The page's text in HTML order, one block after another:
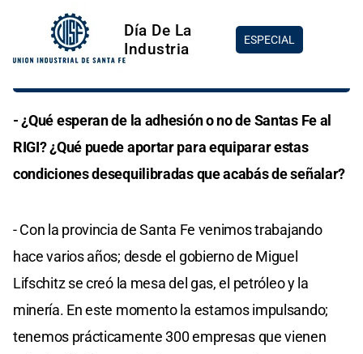
ESPECIAL
Día De La
Industria
- ¿Qué esperan de la adhesión o no de Santas Fe al
RIGI? ¿Qué puede aportar para equiparar estas
condiciones desequilibradas que acabás de señalar?
- Con la provincia de Santa Fe venimos trabajando
hace varios años; desde el gobierno de Miguel
Lifschitz se creó la mesa del gas, el petróleo y la
minería. En este momento la estamos impulsando;
tenemos prácticamente 300 empresas que vienen